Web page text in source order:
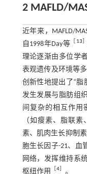
2 MAFLD/
近年来，MAFLD/
自1998年Day等 ［ 13］
理论逐渐由多位学
表观遗传及环境等
创新性地提出了“脂
发生发展与脂肪组
间复杂的相互作用
（如瘦素、脂联
素、肌肉生长抑制
胞生长因子-21、血
网络，发挥维持系
枢纽作用
［4］ 。